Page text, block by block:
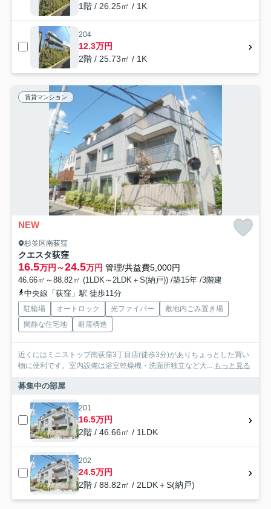
1階 / 26.25㎡ / 1K
204
12.3万円
2階 / 25.73㎡ / 1K
賃貸マンション
NEW
杉並区南荻窪
クエスタ荻窪
16.5万円～24.5万円 管理/共益費5,000円
46.66㎡～88.82㎡ (1LDK～2LDK＋S(納戸)) /築15年 /3階建
中央線「荻窪」駅 徒歩11分
駐輪場 オートロック 光ファイバー
敷地内ごみ置き場
閑静な住宅地
耐震構造
近くにはミニストップ南荻窪3丁目店(徒歩3分)がありちょっとした買い
物に便利です。室内設備は浴室乾燥機・洗面所独立など大...
もっと見る
募集中の部屋
201
16.5万円
2階 / 46.66㎡ / 1LDK
202
24.5万円
2階 / 88.82㎡ / 2LDK＋S(納戸)